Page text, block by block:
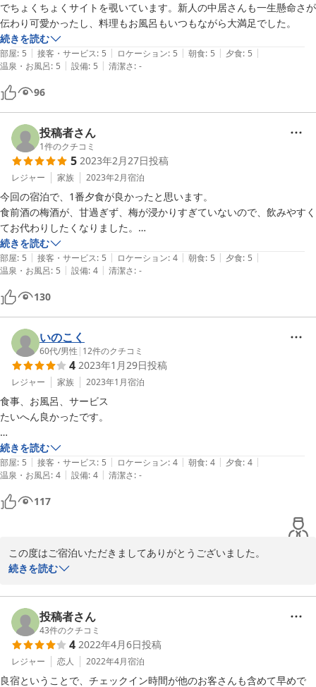
でちょくちょくサイトを覗いています。新人の中居さんも一生懸命さが
伝わり可愛かったし、料理もお風呂もいつもながら大満足でした。
続きを読む
部屋: 5 | 接客・サービス: 5 | ロケーション: 5 | 朝食: 5 | 夕食: 5 |
温泉・お風呂: 5 | 設備: 5 | 清潔さ: -
96
投稿者さん
1件のクチコミ
5 2023年2月27日投稿
レジャー 家族 2023年2月宿泊
今回の宿泊で、1番夕食が良かったと思います。
食前酒の梅酒が、甘過ぎず、梅が浸かりすぎていないので、飲みやすく
てお代わりしたくなりました。
特に、山椒を使った仙台牛とふろふき大根が1番美味しかったです。
山椒の痺れがありつつも、とろみが丁度良い醤油味が仙台牛にバッチリ
でした。
出来れば、渋めの赤ワインがあったら合うなぁと思いました。
また、お刺身も豊富で、食べ応えがあり、マグロとシマアジ、ハタ、ど
れも新鮮でおいしかったです。
ニューカレドニアの海老も美味しかったのですが、背腸が異常に多かっ
たので、丁寧に取り除いて頂ければ良かったかなと思います。
最後に、部屋に持って帰る用の夜食のおにぎりを作って頂けたのが嬉し
かったです。
ふわっと握られていて塩加減もバッチリでした。
ニューやチャンネルが汚れていたてころです。
ウエットティッシュで拭いただけでも取れるくらいの汚れだったので、
気に掛けてお掃除して頂ければと思います。
続きを読む
部屋: 5 | 接客・サービス: 5 | ロケーション: 4 | 朝食: 5 | 夕食: 5 |
温泉・お風呂: 5 | 設備: 4 | 清潔さ: -
130
いのこく
60代/男性 | 12件のクチコミ
4 2023年1月29日投稿
レジャー 家族 2023年1月宿泊
食事、お風呂、サービス
たいへん良かったです。
部屋食。照明がもう少し明るい方が良い。
トイレに入ると否応なしに明るすぎる照明が自動点灯するので、夜中は
目がツライ。
いずれも老齢特有の問題なのか（笑）
続きを読む
部屋: 5 | 接客・サービス: 5 | ロケーション: 4 | 朝食: 4 | 夕食: 4 |
温泉・お風呂: 4 | 設備: 4 | 清潔さ: -
117
この度はご宿泊いただきましてありがとうございました。
ざいました。
照明の件はお客様の快適性向上となるよう、社内で検討させていた
だきます。
お忙しい中貴重なご意見を頂戴し、感謝申し上げます。
続きを読む
投稿者さん
43件のクチコミ
4 2022年4月6日投稿
レジャー 恋人 2022年4月宿泊
良宿ということで、チェックイン時間が他のお客さんも含めて早めで